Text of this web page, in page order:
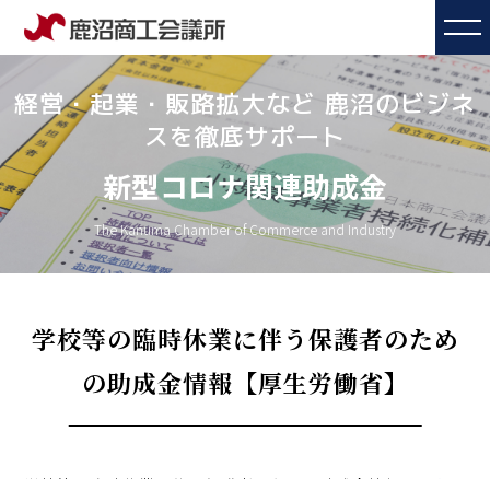
経営・起業・販路拡大など 鹿沼のビジネ
スを徹底サポート
新型コロナ関連助成金
The Kanuma Chamber of Commerce and Industry
学校等の臨時休業に伴う保護者のため
の助成金情報【厚生労働省】